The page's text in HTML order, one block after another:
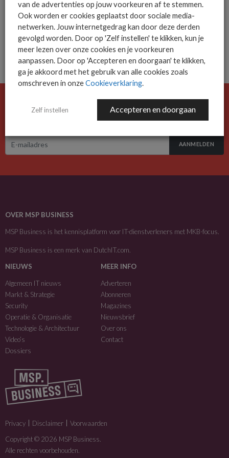
meeste zorgen maken over de...
07-06-2023
De ICT-wereld is snel. Mis niets.
Meld je nu aan voor de MSP Business nieuwsbrief.
AANMELDEN
OVER MSP BUSINESS
MSP Business is het kennisplatform voor IT-dienstverleners met MKB-focus.
MSP Business is een merk van DutchIT.com
NIEUWS
Algemeen IT nieuws
Markt & Strategie
Security
Operatie & Organisatie
Technologie & Architectuur
Video’s
Dossiers
MEER INFO
Adverteren
Abonneren
Magazines
Nieuwsbrief
Over ons
Contact
Privacy Disclaimer
Voorwaarden
Copyright © 2026 MSP Business.
Alle rechten voorbehouden.
van de advertenties op jouw voorkeuren af te stemmen.
Ook worden er cookies geplaatst door sociale media-
netwerken. Jouw internetgedrag kan door deze derden
gevolgd worden. Door op 'Zelf instellen' te klikken, kun je
meer lezen over onze cookies en je voorkeuren
aanpassen. Door op 'Accepteren en doorgaan' te klikken,
ga je akkoord met het gebruik van alle cookies zoals
omschreven in onzeCookieverklaring.
Zelf instellen Accepteren en doorgaan